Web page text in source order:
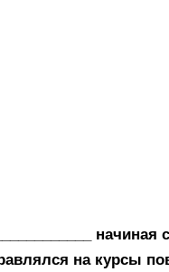
начиная
на курсы